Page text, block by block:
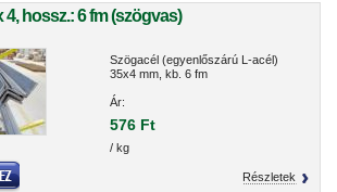
4, hossz.: 6 fm (szögvas)
Szögacél (egyenlőszárú L-acél)
35x4 mm, kb. 6 fm
Ár:
576 Ft
/ kg
Részletek